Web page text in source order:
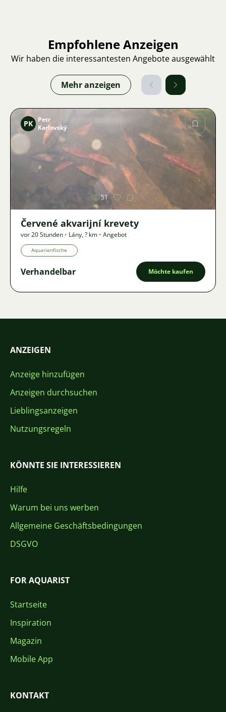
Empfohlene Anzeigen
Wir haben die interessantesten Angebote ausgewählt
Mehr anzeigen
Bild
PK
Petr
Karlovský
51
Červené akvarijní krevety
vor 20 Stunden • Lány,? km • Angebot
Aquarienfische
Verhandelbar Möchte kaufen
ANZEIGEN
Anzeige hinzufügen
Anzeigen durchsuchen
Lieblingsanzeigen
Nutzungsregeln
KÖNNTE SIE INTERESSIEREN
Hilfe
Warum bei uns werben
Allgemeine Geschäftsbedingungen
DSGVO
FOR AQUARIST
Startseite
Inspiration
Magazin
Mobile App
KONTAKT